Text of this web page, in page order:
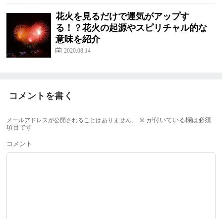
花火を見るだけで運気がアップす
る！？花火の起源やスピリチャル的な
意味を紹介
2020.08.14
コメントを書く
メールアドレスが公開されることはありません。 ※ が付いている欄は必須
項目です
コメント